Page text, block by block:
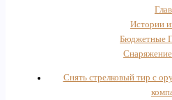
Истории
Бюджетные
Снять стрелковый тир с